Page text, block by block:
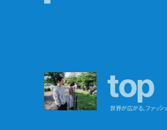
top
世界が広がる、ファッシ